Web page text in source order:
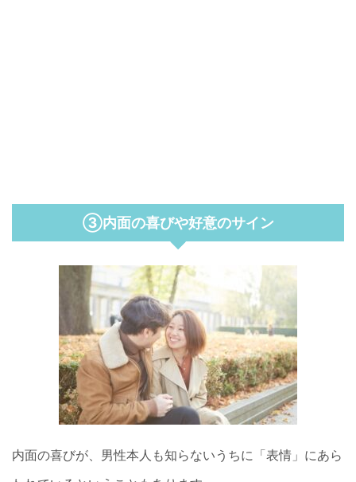
③内面の喜びや好意のサイン
内面の喜びが、男性本人も知らないうちに「表情」にあら